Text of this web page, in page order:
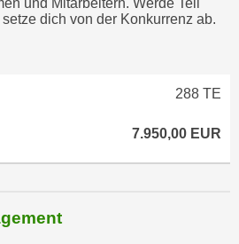
und Mitarbeitern. Werde Teil
dich von der Konkurrenz ab.
288 TE
7.950,00 EUR